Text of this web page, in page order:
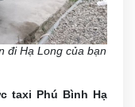
đi Hạ Long của bạn
taxi Phú Bình Hạ